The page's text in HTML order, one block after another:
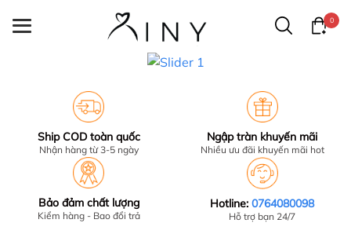
0
Ship COD toàn quốc
Nhận hàng từ 3-5 ngày
Ngập tràn khuyến mãi
Nhiều ưu đãi khuyến mãi hot
Bảo đảm chất lượng
Kiểm hàng - Bao đổi trả
Hotline:0764080098
Hỗ trợ bạn 24/7